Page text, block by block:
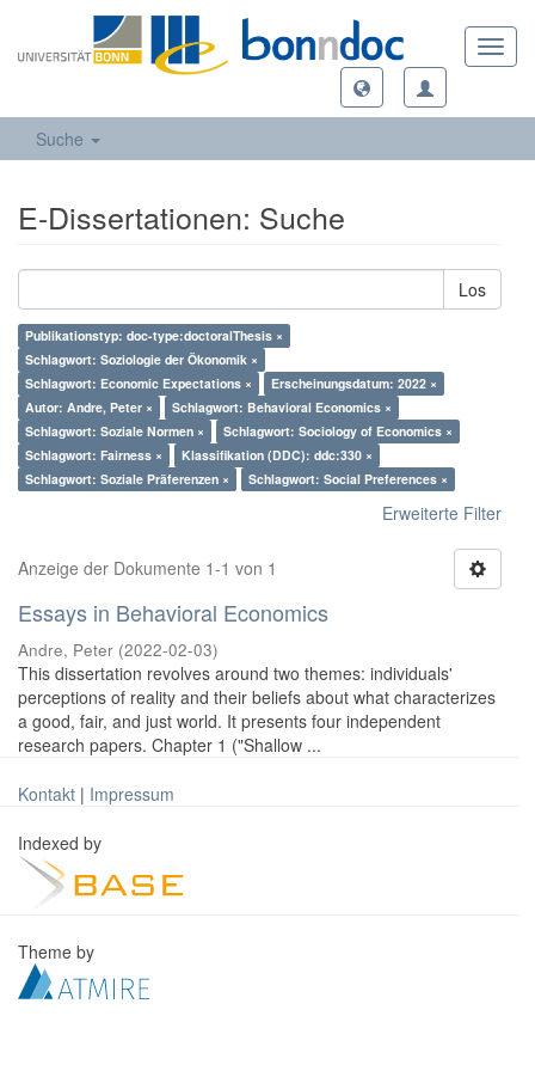
Suche
E-Dissertationen: Suche
Los
Publikationstyp: doc-type:doctoralThesis ×
Schlagwort: Soziologie der Ökonomik ×
Schlagwort: Economic Expectations ×
Erscheinungsdatum: 2022 ×
Autor: Andre, Peter ×
Schlagwort: Behavioral Economics ×
Schlagwort: Soziale Normen ×
Schlagwort: Sociology of Economics ×
Schlagwort: Fairness ×
Klassifikation (DDC): ddc:330 ×
Schlagwort: Soziale Präferenzen ×
Schlagwort: Social Preferences ×
Erweiterte Filter
Anzeige der Dokumente 1-1 von 1
Essays in Behavioral Economics
Andre, Peter (2022-02-03)
This dissertation revolves around two themes: individuals'
perceptions of reality and their beliefs about what characterizes
a good, fair, and just world. It presents four independent
research papers. Chapter 1 ("Shallow ...
Kontakt | Impressum
Indexed by
Theme by